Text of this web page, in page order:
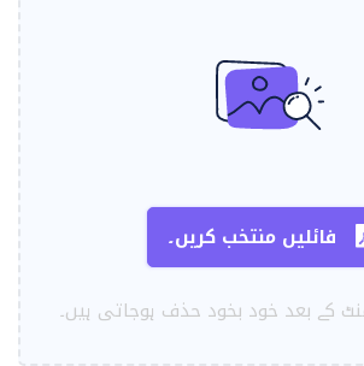
فائلیں منتخب کریں۔